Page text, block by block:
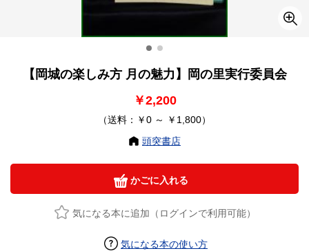
【岡城の楽しみ方 月の魅力】岡の里実行委員会
￥2,200
（送料：￥0 ～ ￥1,800）
頭突書店
かごに入れる
気になる本に追加（ログインで利用可能）
気になる本の使い方